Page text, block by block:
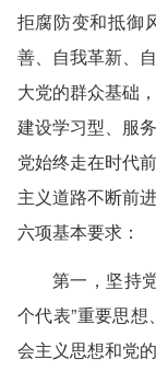
拒腐防变和抵御
善、自我革新、
大党的群众基础
建设学习型、服
党始终走在时代
主义道路不断前
六项基本要求：
第一，坚持
个代表”重要思
会主义思想和党